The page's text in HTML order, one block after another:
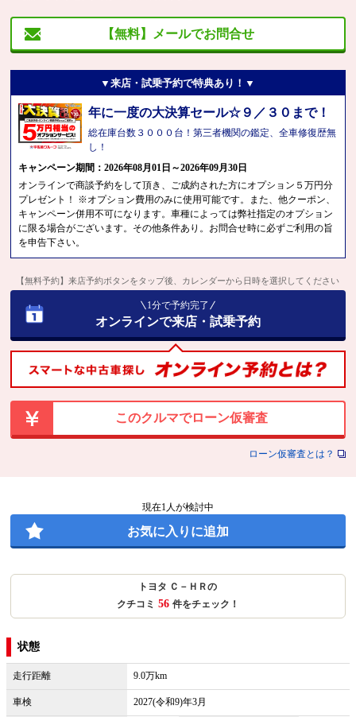
【無料】メールでお問合せ
▼来店・試乗予約で特典あり！▼
年に一度の大決算セール☆９／３０まで！
総在庫台数３０００台！第三者機関の鑑定、全車修復歴無
し！
キャンペーン期間：2026年08月01日～2026年09月30日
オンラインで商談予約をして頂き、ご成約された方にオプション５万円分
プレゼント！ ※オプション費用のみに使用可能です。また、他クーポン、
キャンペーン併用不可になります。車種によっては弊社指定のオプション
に限る場合がございます。その他条件あり。お問合せ時に必ずご利用の旨
を申告下さい。
【無料予約】来店予約ボタンをタップ後、カレンダーから日時を選択してください
1分で予約完了
オンラインで来店・試乗予約
このクルマでローン仮審査
ローン仮審査とは？
現在1人が検討中
お気に入りに追加
トヨタ Ｃ－ＨＲの
クチコミ 56 件をチェック！
状態
走行距離 9.0万km
車検 2027(令和9)年3月